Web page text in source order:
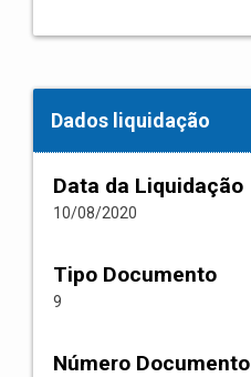
Dados liquidação
Data da Liquidação
10/08/2020
Tipo Documento
9
Número Documento